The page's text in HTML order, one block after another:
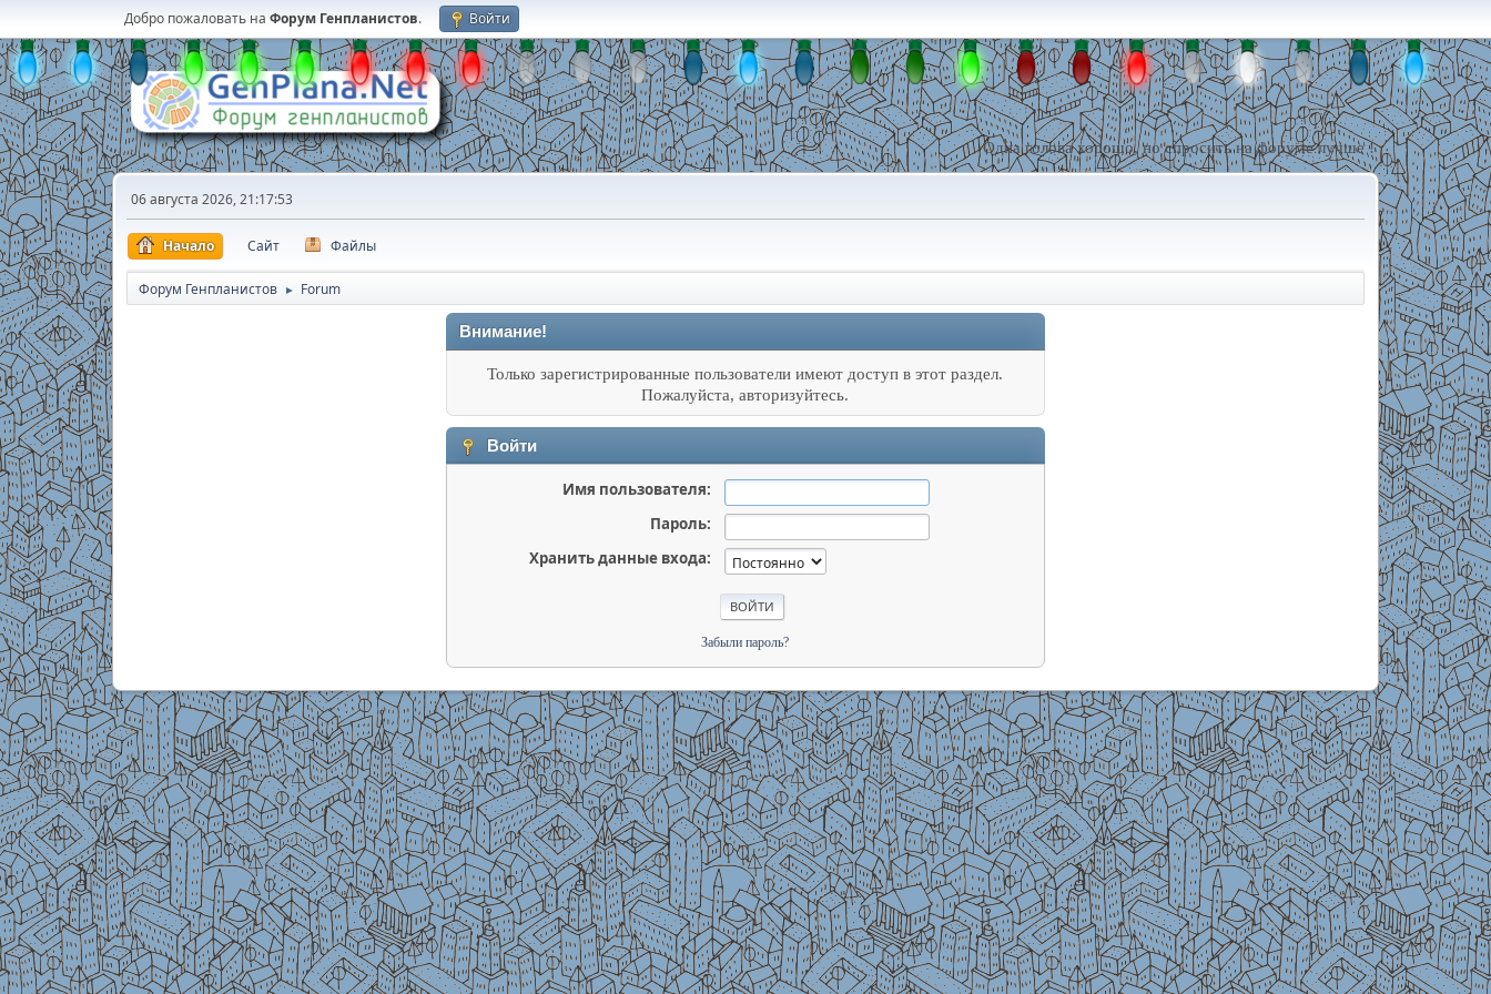
Добро пожаловать на Форум Генпланистов. Войти
Одна голова хорошо, но спросить на форуме лучше !
06 августа 2026, 21:17:53
Начало Сайт Файлы
Форум Генпланистов ► Forum
Внимание!
Только зарегистрированные пользователи имеют доступ в этот раздел.
Пожалуйста, авторизуйтесь.
Войти
Имя пользователя:
Пароль:
Хранить данные входа:
Забыли пароль?